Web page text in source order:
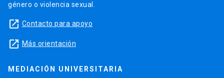
género o violencia sexual.
launch Contacto para apoyo
launch Más orientación
MEDIACIÓN UNIVERSITARIA